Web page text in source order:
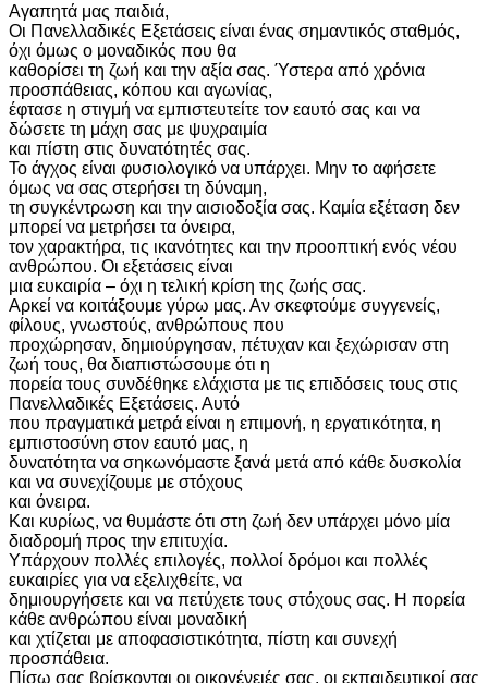
Αγαπητά μας παιδιά,
Οι Πανελλαδικές Εξετάσεις είναι ένας σημαντικός σταθμός,
όχι όμως ο μοναδικός που θα
καθορίσει τη ζωή και την αξία σας. Ύστερα από χρόνια
προσπάθειας, κόπου και αγωνίας,
έφτασε η στιγμή να εμπιστευτείτε τον εαυτό σας και να
δώσετε τη μάχη σας με ψυχραιμία
και πίστη στις δυνατότητές σας.
Το άγχος είναι φυσιολογικό να υπάρχει. Μην το αφήσετε
όμως να σας στερήσει τη δύναμη,
τη συγκέντρωση και την αισιοδοξία σας. Καμία εξέταση δεν
μπορεί να μετρήσει τα όνειρα,
τον χαρακτήρα, τις ικανότητες και την προοπτική ενός νέου
ανθρώπου. Οι εξετάσεις είναι
μια ευκαιρία – όχι η τελική κρίση της ζωής σας.
Αρκεί να κοιτάξουμε γύρω μας. Αν σκεφτούμε συγγενείς,
φίλους, γνωστούς, ανθρώπους που
προχώρησαν, δημιούργησαν, πέτυχαν και ξεχώρισαν στη
ζωή τους, θα διαπιστώσουμε ότι η
πορεία τους συνδέθηκε ελάχιστα με τις επιδόσεις τους στις
Πανελλαδικές Εξετάσεις. Αυτό
που πραγματικά μετρά είναι η επιμονή, η εργατικότητα, η
εμπιστοσύνη στον εαυτό μας, η
δυνατότητα να σηκωνόμαστε ξανά μετά από κάθε δυσκολία
και να συνεχίζουμε με στόχους
και όνειρα.
Και κυρίως, να θυμάστε ότι στη ζωή δεν υπάρχει μόνο μία
διαδρομή προς την επιτυχία.
Υπάρχουν πολλές επιλογές, πολλοί δρόμοι και πολλές
ευκαιρίες για να εξελιχθείτε, να
δημιουργήσετε και να πετύχετε τους στόχους σας. Η πορεία
κάθε ανθρώπου είναι μοναδική
και χτίζεται με αποφασιστικότητα, πίστη και συνεχή
προσπάθεια.
Πίσω σας βρίσκονται οι οικογένειές σας, οι εκπαιδευτικοί σας